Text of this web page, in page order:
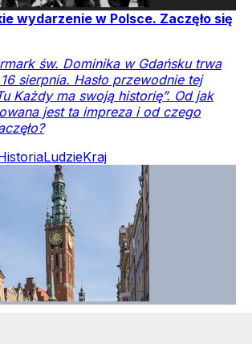
wydarzenie w Polsce. Zaczęło się
św. Dominika w Gdańsku trwa
sierpnia. Hasło przewodnie tej
Każdy ma swoją historię”. Od jak
jest ta impreza i od czego
LudzieKraj